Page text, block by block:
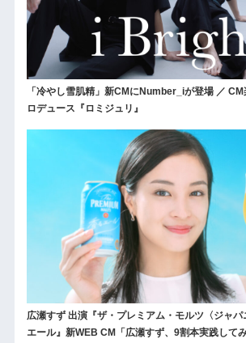
「冷やし雪肌精」新CMにNumber_iが登場 ／
ロデュース『ロミジュリ』
広瀬すず 出演『ザ・プレミアム・モルツ〈ジャ
エール』新WEB CM「広瀬すず、9割本実践して